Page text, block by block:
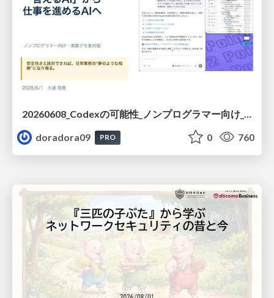
doradora09
PRO 0 760